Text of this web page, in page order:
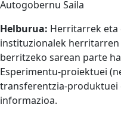
Autogobernu Saila
Helburua: Herritarrek eta
instituzionalek
berritzeko sarean parte
Esperimentu-proiektuei
transferentzia-produktuei
informazioa.